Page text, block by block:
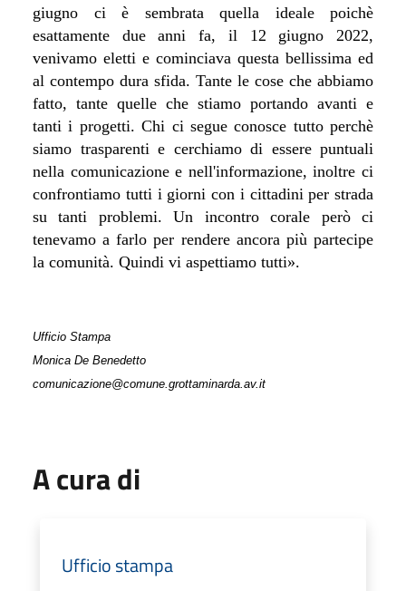
giugno ci è sembrata quella ideale poichè
esattamente due anni fa, il 12 giugno 2022,
venivamo eletti e cominciava questa bellissima ed
al contempo dura sfida. Tante le cose che abbiamo
fatto, tante quelle che stiamo portando avanti e
tanti i progetti. Chi ci segue conosce tutto perchè
siamo trasparenti e cerchiamo di essere puntuali
nella comunicazione e nell'informazione, inoltre ci
confrontiamo tutti i giorni con i cittadini per strada
su tanti problemi. Un incontro corale però ci
tenevamo a farlo per rendere ancora più partecipe
la comunità. Quindi vi aspettiamo tutti».
Ufficio Stampa
Monica De Benedetto
comunicazione@comune.grottaminarda.av.it
A cura di
Ufficio stampa